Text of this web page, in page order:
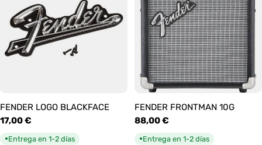
FENDER LOGO BLACKFACE
Precio
habitual
17,00 €
●Entrega en 1-2 días
FENDER FRONTMAN 10G
Precio
habitual
88,00 €
●Entrega en 1-2 días